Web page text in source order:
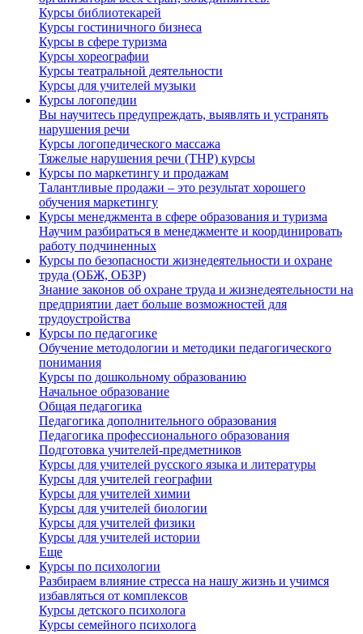
Курсы библиотекарей
Курсы гостиничного бизнеса
Курсы в сфере туризма
Курсы хореографии
Курсы театральной деятельности
Курсы для учителей музыки
Курсы логопедии
Вы научитесь предупреждать, выявлять и устранять
нарушения речи
Курсы логопедического массажа
Тяжелые нарушения речи (ТНР) курсы
Курсы по маркетингу и продажам
Талантливые продажи – это результат хорошего
обучения маркетингу
Курсы менеджмента в сфере образования и туризма
Научим разбираться в менеджменте и координировать
работу подчиненных
Курсы по безопасности жизнедеятельности и охране
труда (ОБЖ, ОБЗР)
Знание законов об охране труда и жизнедеятельности на
предприятии дает больше возможностей для
трудоустройства
Курсы по педагогике
Обучение методологии и методики педагогического
понимания
Курсы по дошкольному образованию
Начальное образование
Общая педагогика
Педагогика дополнительного образования
Педагогика профессионального образования
Подготовка учителей-предметников
Курсы для учителей русского языка и литературы
Курсы для учителей географии
Курсы для учителей химии
Курсы для учителей биологии
Курсы для учителей физики
Курсы для учителей истории
Еще
Курсы по психологии
Разбираем влияние стресса на нашу жизнь и учимся
избавляться от комплексов
Курсы детского психолога
Курсы семейного психолога